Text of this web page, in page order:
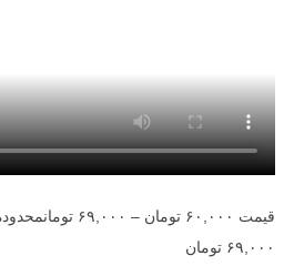
قیمت ۶۰,۰۰۰ تومان – ۶۹,۰۰۰ تومان
۶۹,۰۰۰ تومان